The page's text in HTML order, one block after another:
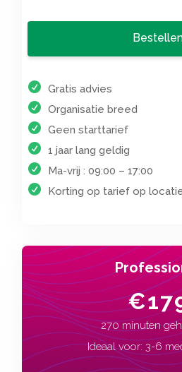
Gratis advies
Organisatie breed
Geen starttarief
1 jaar lang geldig
Ma-vrij : 09:00 – 17:00
Korting op tarief op
270 minuten
Ideaal voor: 3-6